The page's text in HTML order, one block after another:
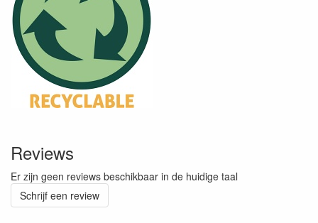
Reviews
Er zijn geen reviews beschikbaar in de huidige taal
Schrijf een review